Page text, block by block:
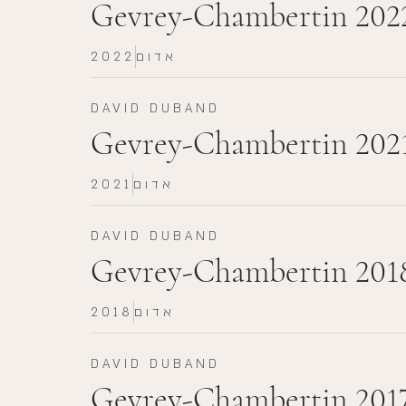
Gevrey-Chambertin
2022 אדום
DAVID DUBAND
Gevrey-Chambertin
2021 אדום
DAVID DUBAND
Gevrey-Chambertin
2018 אדום
DAVID DUBAND